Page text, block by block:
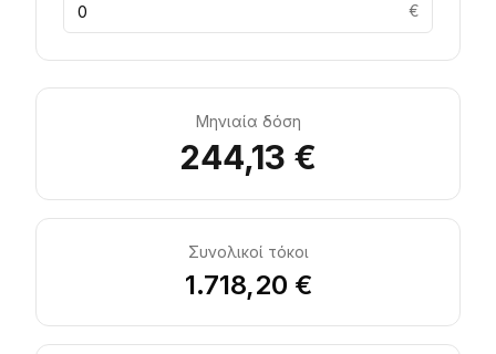
€
Μηνιαία δόση
244,13 €
Συνολικοί τόκοι
1.718,20 €